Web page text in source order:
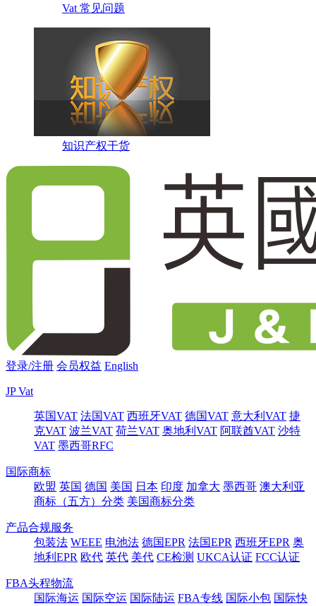
Vat 常见问题
知识产权干货
登录/注册 会员权益 English
JP Vat
英国VAT 法国VAT 西班牙VAT 德国VAT 意大利VAT 捷
克VAT 波兰VAT 荷兰VAT 奥地利VAT 阿联酋VAT 沙特
VAT 墨西哥RFC
国际商标
欧盟 英国 德国 美国 日本 印度 加拿大 墨西哥 澳大利亚
商标（五方）分类 美国商标分类
产品合规服务
包装法 WEEE 电池法 德国EPR 法国EPR 西班牙EPR 奥
地利EPR 欧代 英代 美代 CE检测 UKCA认证 FCC认证
FBA头程物流
国际海运 国际空运 国际陆运 FBA专线 国际小包 国际快